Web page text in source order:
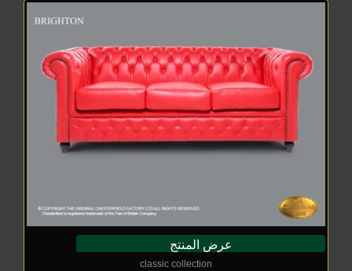
عرض المنتج
classic collection